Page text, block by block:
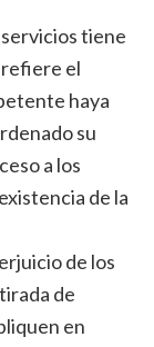
tiene
el
haya
su
a los
de la
de los
de
en